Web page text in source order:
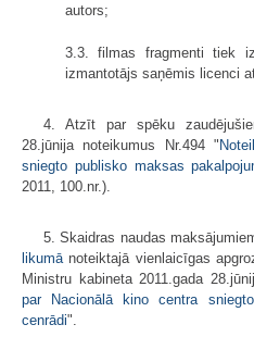
autors;
3.3. filmas fragmenti tiek
izmantotājs saņēmis licenci
4. Atzīt par spēku
28.jūnija noteikumus Nr.494 "
sniegto publisko maksas
2011, 100.nr.).
5. Skaidras naudas
likumā noteiktajā vienlaicīgas
Ministru kabineta 2011.gada
par Nacionālā kino centra
cenrādi".